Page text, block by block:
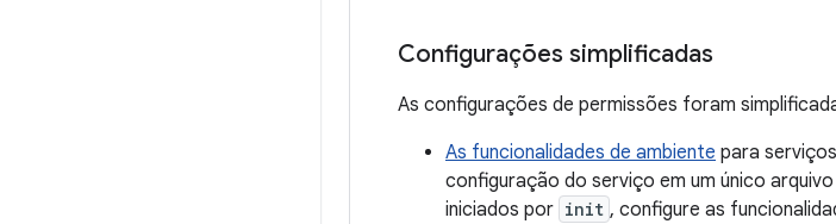
Configurações simplificadas
As configurações de permissões foram
As funcionalidades de ambiente para
configuração do serviço em um único arquivo
iniciados por init , configure as